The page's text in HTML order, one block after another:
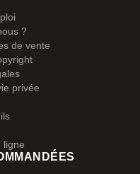
?
de vente
privée
ligne